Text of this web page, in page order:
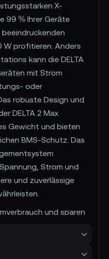
X-
99 % Ihrer Geräte
W profitieren. Anders
kann die DELTA
mit Strom
oder
robuste Design und
DELTA 2 Max
Gewicht und bieten
BMS-Schutz. Das
Strom und
und zuverlässige
und sparen
Delta 2 Max.
Stromausfällen dank